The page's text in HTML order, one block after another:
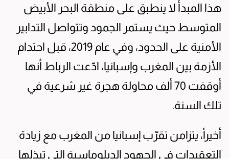
هذا المبدأ لا ينطبق على منطقة البحر الأبيض
المتوسط حيث يستمر الجمود وتتواصل التدابير
الأمنية على الحدود، وفي عام 2019، قبل احتدام
الأزمة بين المغرب وإسبانيا، ادّعت الرباط أنها
أوقفت 70 ألف محاولة هجرة غير شرعية في
تلك السنة.
أخيراً، يتزامن تقرّب إسبانيا من المغرب مع زيادة
التعقيدات في الجهود الدبلوماسية التي تبذلها